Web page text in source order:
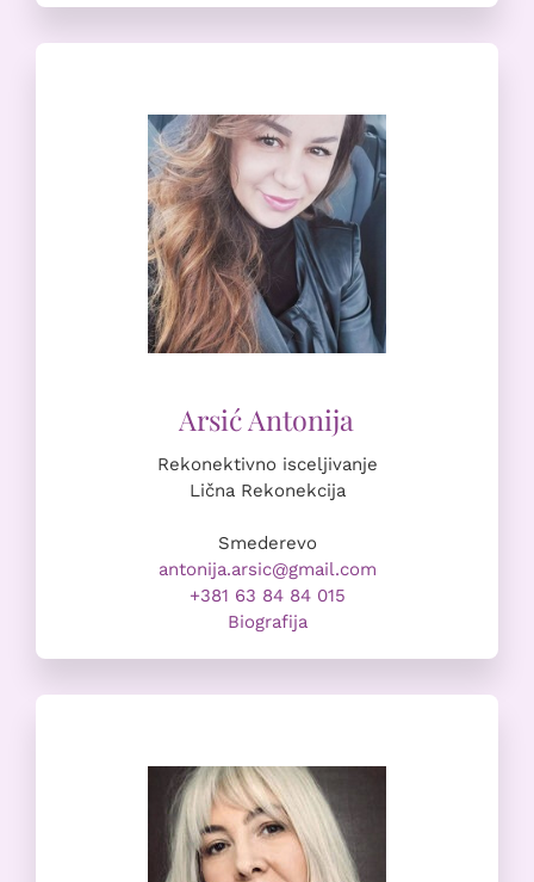
Rekonektivno isceljivanje
Lična Rekonekcija
Smederevo
antonija.arsic@gmail.com
+381 63 84 84 015
Biografija